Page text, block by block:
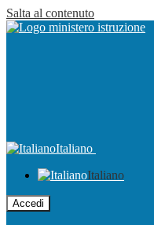
Salta al contenuto
Italiano
Italiano
Accedi